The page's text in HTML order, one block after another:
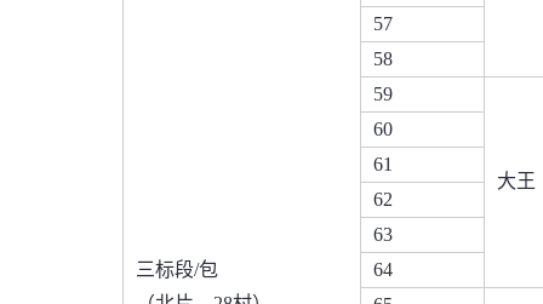
三标段/包
57
58
59
大王
60
61
62
63
64